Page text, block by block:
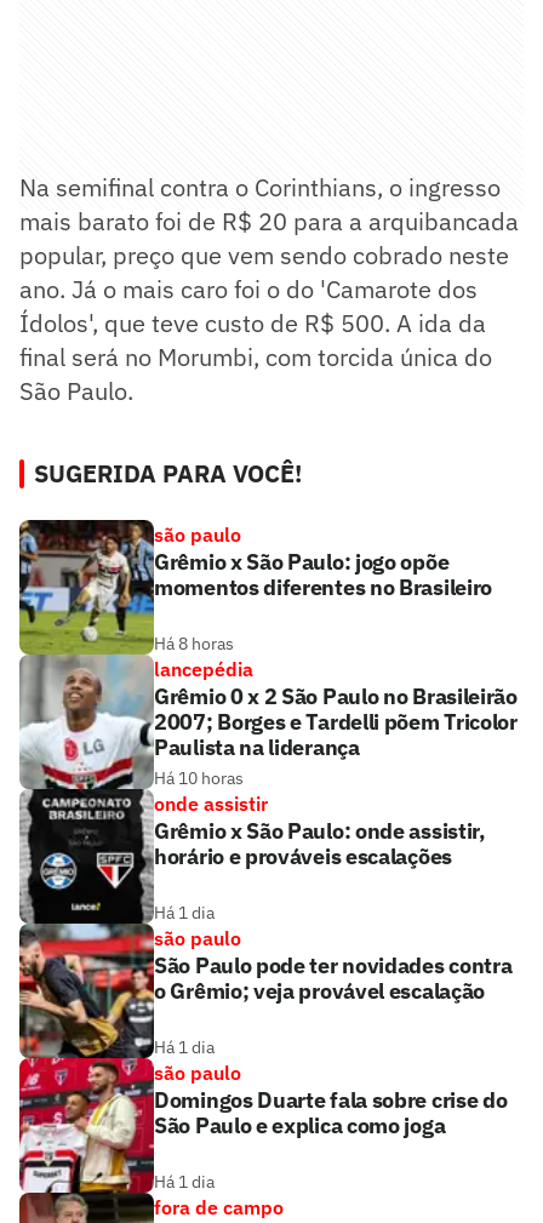
Na semifinal contra o Corinthians, o ingresso
mais barato foi de R$ 20 para a arquibancada
popular, preço que vem sendo cobrado neste
ano. Já o mais caro foi o do 'Camarote dos
Ídolos', que teve custo de R$ 500. A ida da
final será no Morumbi, com torcida única do
São Paulo.
SUGERIDA PARA VOCÊ!
são paulo
Grêmio x São Paulo: jogo opõe
momentos diferentes no Brasileiro
Há 8 horas
lancepédia
Grêmio 0 x 2 São Paulo no Brasileirão
2007; Borges e Tardelli põem Tricolor
Paulista na liderança
Há 10 horas
onde assistir
Grêmio x São Paulo: onde assistir,
horário e prováveis escalações
Há 1 dia
são paulo
São Paulo pode ter novidades contra
o Grêmio; veja provável escalação
Há 1 dia
são paulo
Domingos Duarte fala sobre crise do
São Paulo e explica como joga
Há 1 dia
fora de campo